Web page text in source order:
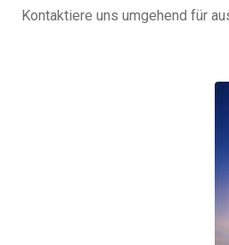
Kontaktiere uns umgehend für